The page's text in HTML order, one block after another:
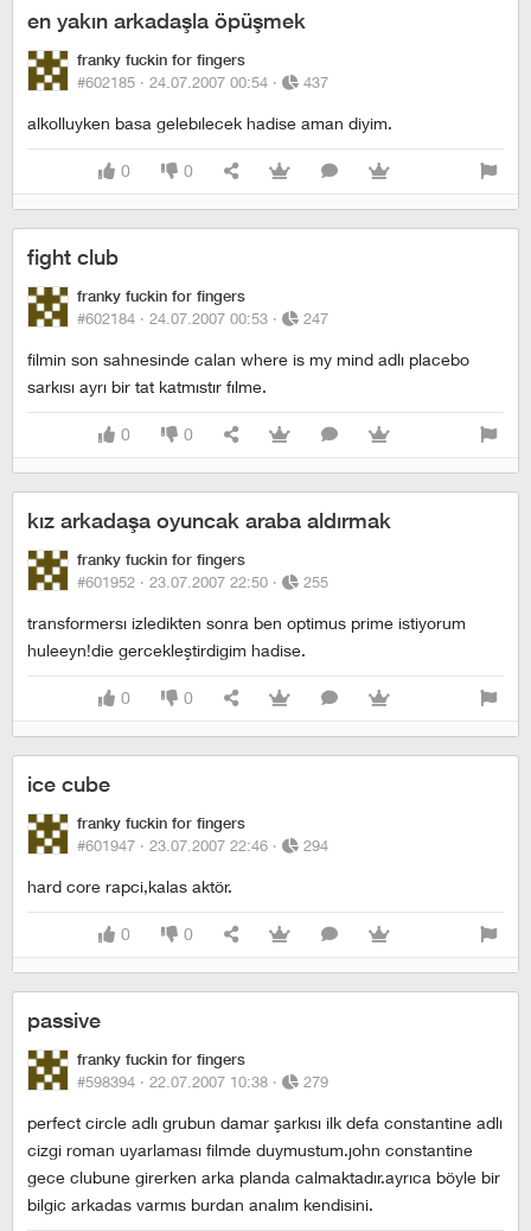
en yakın arkadaşla öpüşmek
franky fuckin for fingers
#602185 · 24.07.2007 00:54 · 437
alkolluyken basa gelebılecek hadise aman diyim.
0 0
fight club
franky fuckin for fingers
#602184 · 24.07.2007 00:53 · 247
filmin son sahnesinde calan where is my mind adlı placebo
sarkısı ayrı bir tat katmıstır fılme.
0 0
kız arkadaşa oyuncak araba aldırmak
franky fuckin for fingers
#601952 · 23.07.2007 22:50 · 255
transformersı izledikten sonra ben optimus prime istiyorum
huleeyn!die gercekleştirdigim hadise.
0 0
ice cube
franky fuckin for fingers
#601947 · 23.07.2007 22:46 · 294
hard core rapci,kalas aktör.
0 0
passive
franky fuckin for fingers
#598394 · 22.07.2007 10:38 · 279
perfect circle adlı grubun damar şarkısı ilk defa constantine adlı
cizgi roman uyarlaması filmde duymustum.john constantine
gece clubune girerken arka planda calmaktadır.ayrıca böyle bir
bilgic arkadas varmıs burdan analım kendisini.